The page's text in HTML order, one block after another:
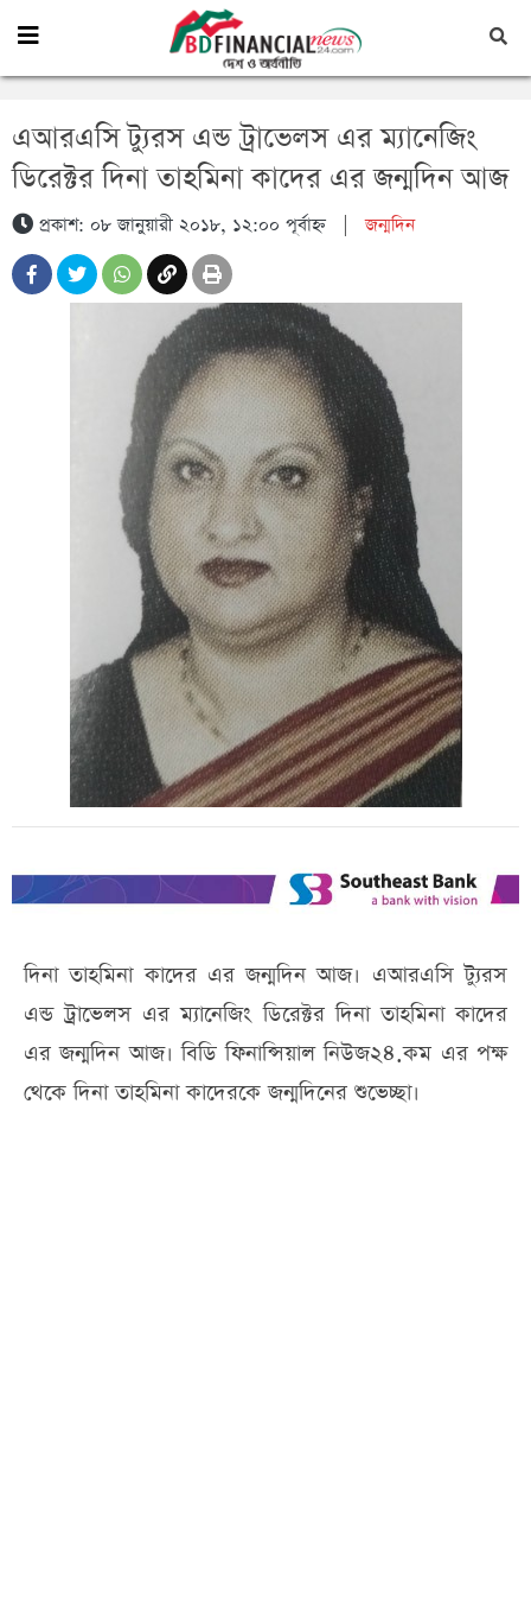
এআরএসি ট্যুরস এন্ড ট্রাভেলস এর ম্যানেজিং
ডিরেক্টর দিনা তাহমিনা কাদের এর জন্মদিন আজ
প্রকাশ: ০৮ জানুয়ারী ২০১৮, ১২:০০ পূর্বাহ্ন|জন্মদিন
দিনা তাহমিনা কাদের এর জন্মদিন আজ। এআরএসি ট্যুরস
এন্ড ট্রাভেলস এর ম্যানেজিং ডিরেক্টর দিনা তাহমিনা কাদের
এর জন্মদিন আজ। বিডি ফিনান্সিয়াল নিউজ২৪.কম এর পক্ষ
থেকে দিনা তাহমিনা কাদেরকে জন্মদিনের শুভেচ্ছা।